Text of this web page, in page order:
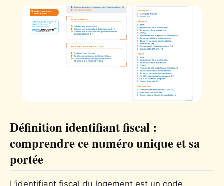
Définition identifiant fiscal :
comprendre ce numéro unique et sa
portée
L’identifiant fiscal du logement est un code